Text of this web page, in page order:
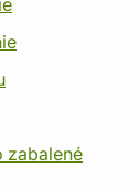
zabalené